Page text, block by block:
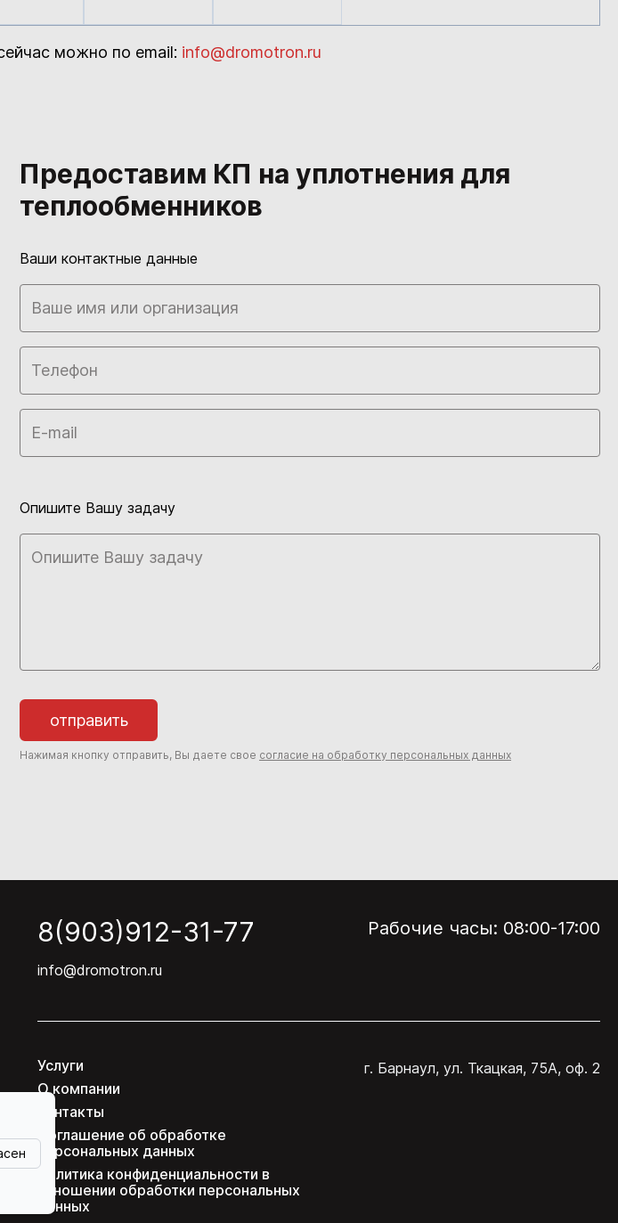
можно по email: info@dromotron.ru
Предоставим КП на уплотнения для
теплообменников
Ваши контактные данные
Опишите Вашу задачу
отправить
Нажимая кнопку отправить, Вы даете свое согласие на обработку персональных данных
8(903)912-31-77
info@dromotron.ru
Рабочие часы: 08:00-17:00
Услуги
О компании
Контакты
Соглашение об обработке
персональных данных
Политика конфиденциальности в
отношении обработки персональных
данных
г. Барнаул, ул. Ткацкая, 75А, оф. 2